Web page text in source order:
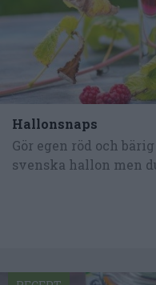
Hallonsnaps
Gör egen röd och
svenska hallon men